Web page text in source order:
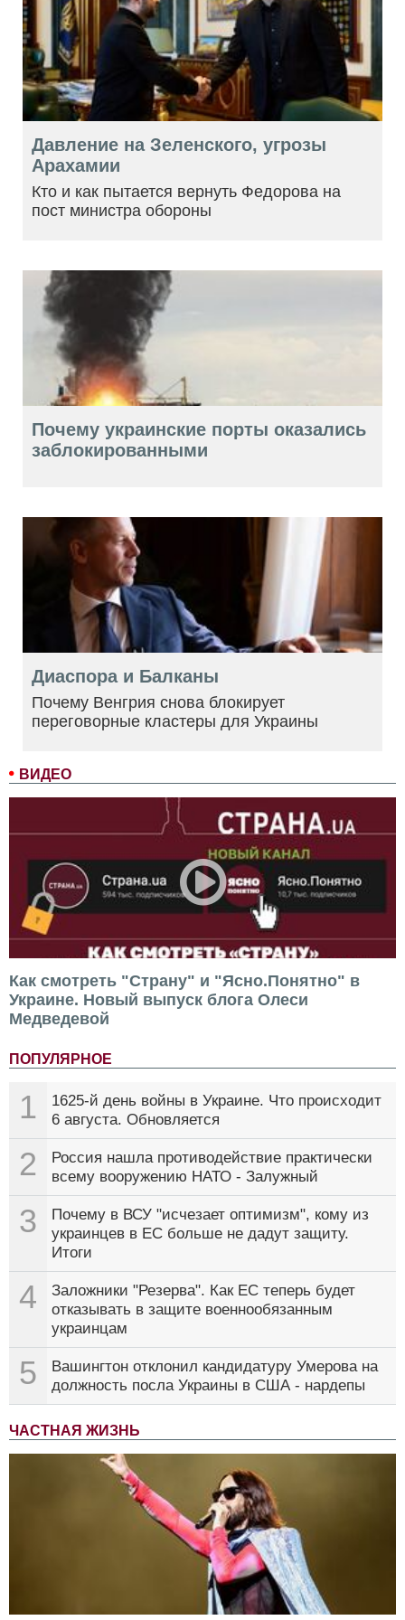
ВИДЕО
Как смотреть "Страну" и "Ясно.Понятно" в
Украине. Новый выпуск блога Олеси
Медведевой
ПОПУЛЯРНОЕ
1
1625-й день войны в Украине. Что происходит
6 августа. Обновляется
2
Россия нашла противодействие практически
всему вооружению НАТО - Залужный
3
Почему в ВСУ "исчезает оптимизм", кому из
украинцев в ЕС больше не дадут защиту.
Итоги
4
Заложники "Резерва". Как ЕС теперь будет
отказывать в защите военнообязанным
украинцам
5
Вашингтон отклонил кандидатуру Умерова на
должность посла Украины в США - нардепы
ЧАСТНАЯ ЖИЗНЬ
Давление на Зеленского, угрозы
Арахамии
Кто и как пытается вернуть Федорова на
пост министра обороны
Почему украинские порты оказались
заблокированными
Диаспора и Балканы
Почему Венгрия снова блокирует
переговорные кластеры для Украины